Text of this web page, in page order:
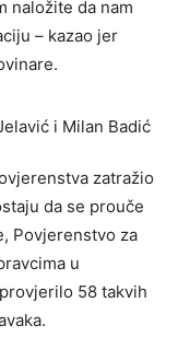
naložite da nam
– kazao jer
zatražio
da se prouče
Povjerenstvo za
u
58 takvih